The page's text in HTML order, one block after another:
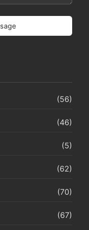
(56)
(46)
(5)
(62)
(70)
(67)